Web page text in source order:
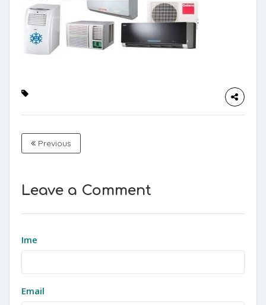
Previous
Leave a Comment
Ime
Email